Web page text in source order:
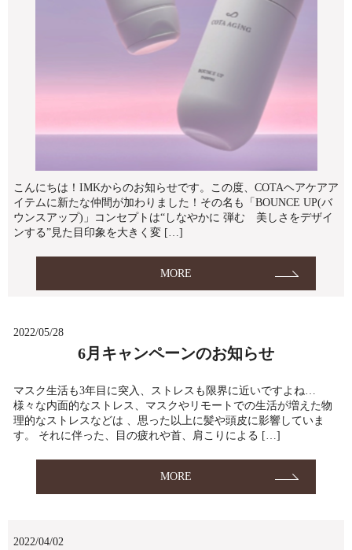
こんにちは！IMKからのお知らせです。この度、COTAヘアケアア
イテムに新たな仲間が加わりました！その名も「BOUNCE UP(バ
ウンスアップ)」コンセプトは“しなやかに 弾む 美しさをデザイ
ンする”見た目印象を大きく変 […]
MORE
2022/05/28
6月キャンペーンのお知らせ
マスク生活も3年目に突入、ストレスも限界に近いですよね…
様々な内面的なストレス、マスクやリモートでの生活が増えた物
理的なストレスなどは 、思った以上に髪や頭皮に影響していま
す。 それに伴った、目の疲れや首、肩こりによる […]
MORE
2022/04/02